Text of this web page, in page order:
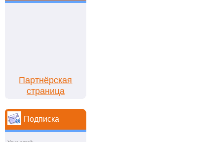
Партнёрская
страница
Подписка